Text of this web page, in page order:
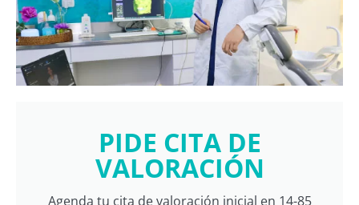
PIDE CITA DE
VALORACIÓN
Agenda tu cita de valoración inicial en 14-85